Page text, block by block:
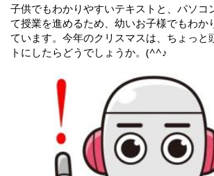
子供でもわかりやすいテキストと、パソコ
て授業を進めるため、幼いお子様でもわか
ています。今年のクリスマスは、ちょっと
トにしたらどうでしょうか。(^^♪